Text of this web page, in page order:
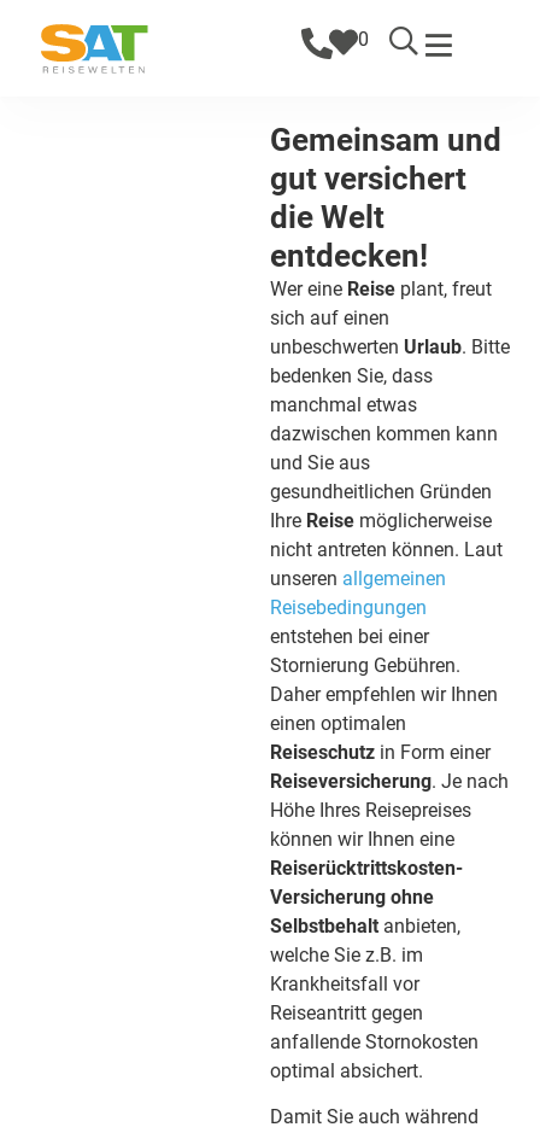
0
Gemeinsam und
gut versichert
die Welt
entdecken!
Wer eine Reise plant, freut
sich auf einen
unbeschwerten Urlaub. Bitte
bedenken Sie, dass
manchmal etwas
dazwischen kommen kann
und Sie aus
gesundheitlichen Gründen
Ihre Reise möglicherweise
nicht antreten können. Laut
unseren allgemeinen
Reisebedingungen
entstehen bei einer
Stornierung Gebühren.
Daher empfehlen wir Ihnen
einen optimalen
Reiseschutz in Form einer
Reiseversicherung. Je nach
Höhe Ihres Reisepreises
können wir Ihnen eine
Reiserücktrittskosten-
Versicherung ohne
Selbstbehalt anbieten,
welche Sie z.B. im
Krankheitsfall vor
Reiseantritt gegen
anfallende Stornokosten
optimal absichert.
Damit Sie auch während